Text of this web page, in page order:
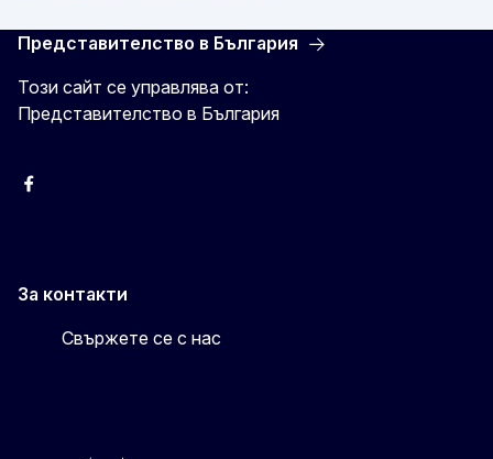
Представителство в България
Този сайт се управлява от:
Представителство в България
Facebook
За контакти
Свържете се с нас